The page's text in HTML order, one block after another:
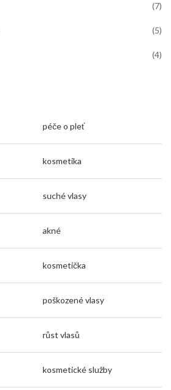
(7)
(5)
(4)
péče o pleť
kosmetika
suché vlasy
akné
kosmetička
poškozené vlasy
růst vlasů
kosmetické služby